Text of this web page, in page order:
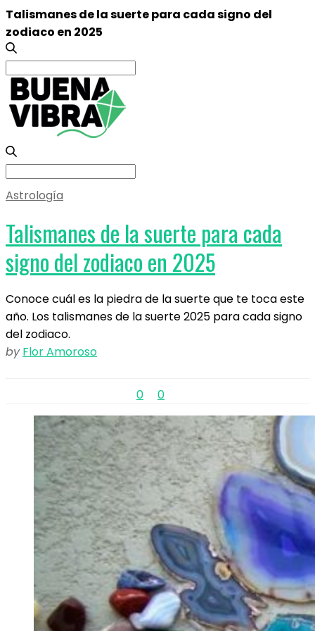
Talismanes de la suerte para cada signo del
zodiaco en 2025
Search
for:
Search
Astrología
Talismanes de la suerte para cada
signo del zodiaco en 2025
Conoce cuál es la piedra de la suerte que te toca este
año. Los talismanes de la suerte 2025 para cada signo
del zodiaco.
by Flor Amoroso
0 0